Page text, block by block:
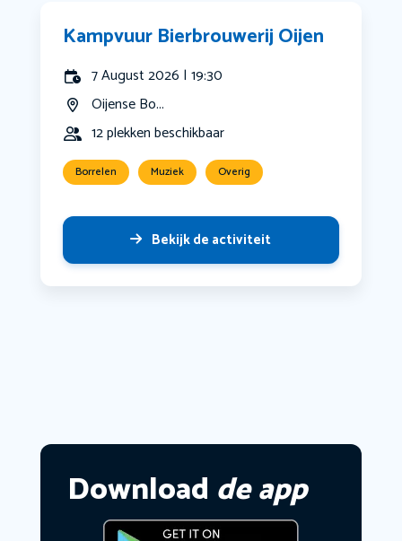
Kampvuur Bierbrouwerij Oijen
7 August 2026 | 19:30
Oijense Bo...
12 plekken beschikbaar
Borrelen Muziek Overig
Bekijk de activiteit
Download de app